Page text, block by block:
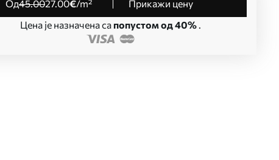
од45.0027.00€/m²
Прикажи цену
Цена је назначена са попустом од 40%.